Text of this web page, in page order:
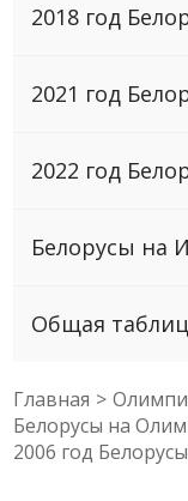
2018 год
2021 год
2022 год
Белорусы на
Общая
Главная >
Белорусы на
2006 год